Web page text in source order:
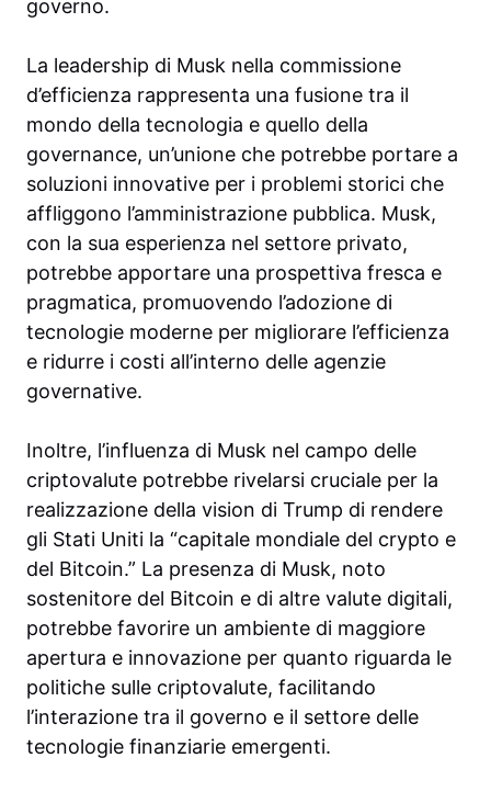
governo.
La leadership di Musk nella commissione
d’efficienza rappresenta una fusione tra il
mondo della tecnologia e quello della
governance, un’unione che potrebbe portare a
soluzioni innovative per i problemi storici che
affliggono l’amministrazione pubblica. Musk,
con la sua esperienza nel settore privato,
potrebbe apportare una prospettiva fresca e
pragmatica, promuovendo l’adozione di
tecnologie moderne per migliorare l’efficienza
e ridurre i costi all’interno delle agenzie
governative.
Inoltre, l’influenza di Musk nel campo delle
criptovalute potrebbe rivelarsi cruciale per la
realizzazione della vision di Trump di rendere
gli Stati Uniti la “capitale mondiale del crypto e
del Bitcoin.” La presenza di Musk, noto
sostenitore del Bitcoin e di altre valute digitali,
potrebbe favorire un ambiente di maggiore
apertura e innovazione per quanto riguarda le
politiche sulle criptovalute, facilitando
l’interazione tra il governo e il settore delle
tecnologie finanziarie emergenti.